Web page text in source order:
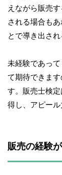
えながら販売
される場合も
とで導き出され
未経験であっ
て期待できま
す。販売士検
得し、アピール
販売の経験